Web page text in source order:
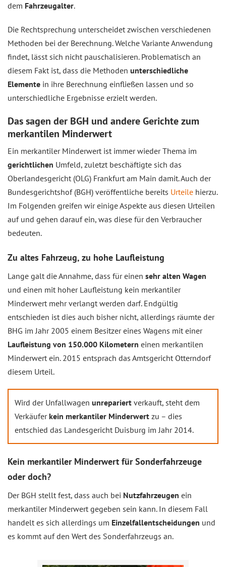
dem Fahrzeugalter.
Die Rechtsprechung unterscheidet zwischen verschiedenen
Methoden bei der Berechnung. Welche Variante Anwendung
findet, lässt sich nicht pauschalisieren. Problematisch an
diesem Fakt ist, dass die Methoden unterschiedliche
Elemente in ihre Berechnung einfließen lassen und so
unterschiedliche Ergebnisse erzielt werden.
Das sagen der BGH und andere Gerichte zum
merkantilen Minderwert
Ein merkantiler Minderwert ist immer wieder Thema im
gerichtlichen Umfeld, zuletzt beschäftigte sich das
Oberlandesgericht (OLG) Frankfurt am Main damit. Auch der
Bundesgerichtshof (BGH) veröffentliche bereits Urteile hierzu.
Im Folgenden greifen wir einige Aspekte aus diesen Urteilen
auf und gehen darauf ein, was diese für den Verbraucher
bedeuten.
Zu altes Fahrzeug, zu hohe Laufleistung
Lange galt die Annahme, dass für einen sehr alten Wagen
und einen mit hoher Laufleistung kein merkantiler
Minderwert mehr verlangt werden darf. Endgültig
entschieden ist dies auch bisher nicht, allerdings räumte der
BHG im Jahr 2005 einem Besitzer eines Wagens mit einer
Laufleistung von 150.000 Kilometern einen merkantilen
Minderwert ein. 2015 entsprach das Amtsgericht Otterndorf
diesem Urteil.
Wird der Unfallwagen unrepariert verkauft, steht dem
Verkäufer kein merkantiler Minderwert zu – dies
entschied das Landesgericht Duisburg im Jahr 2014.
Kein merkantiler Minderwert für Sonderfahrzeuge
oder doch?
Der BGH stellt fest, dass auch bei Nutzfahrzeugen ein
merkantiler Minderwert gegeben sein kann. In diesem Fall
handelt es sich allerdings um Einzelfallentscheidungen und
es kommt auf den Wert des Sonderfahrzeugs an.